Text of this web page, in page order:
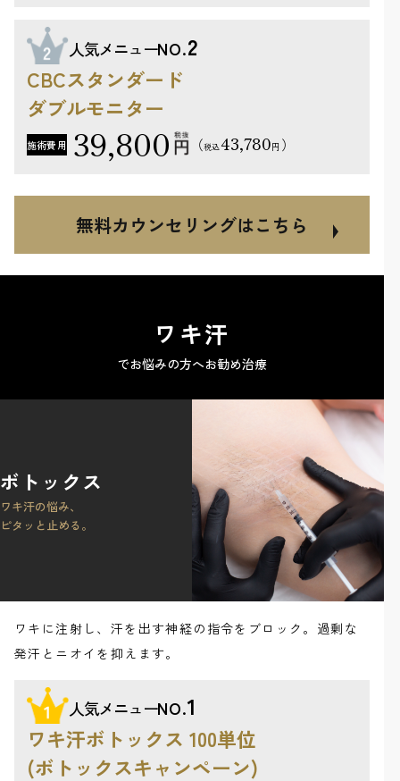
人気メニューNO.2
CBCスタンダード
ダブルモニター
施術費用 39,800 （税込43,780円 ）
無料カウンセリングはこちら
ワキ汗
でお悩みの方へお勧め治療
ボトックス
ワキ汗の悩み、
ピタッと止める。
ワキに注射し、汗を出す神経の指令をブロック。過剰な
発汗とニオイを抑えます。
人気メニューNO.1
ワキ汗ボトックス 100単位
(ボトックスキャンペーン)